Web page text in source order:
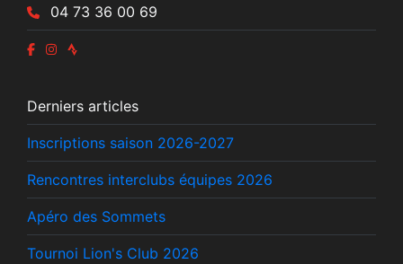
04 73 36 00 69
Derniers articles
Inscriptions saison 2026-2027
Rencontres interclubs équipes 2026
Apéro des Sommets
Tournoi Lion's Club 2026